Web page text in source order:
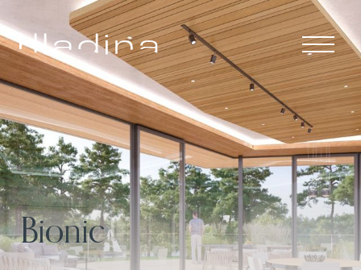
Menu
ÚVOD
RESORT A
SLUŽBY
LOKALITA
Bionic